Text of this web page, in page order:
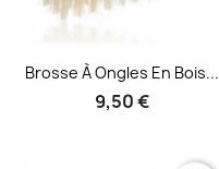
Aperçu rapide
Brosse À Ongles En Bois...
9,50 €